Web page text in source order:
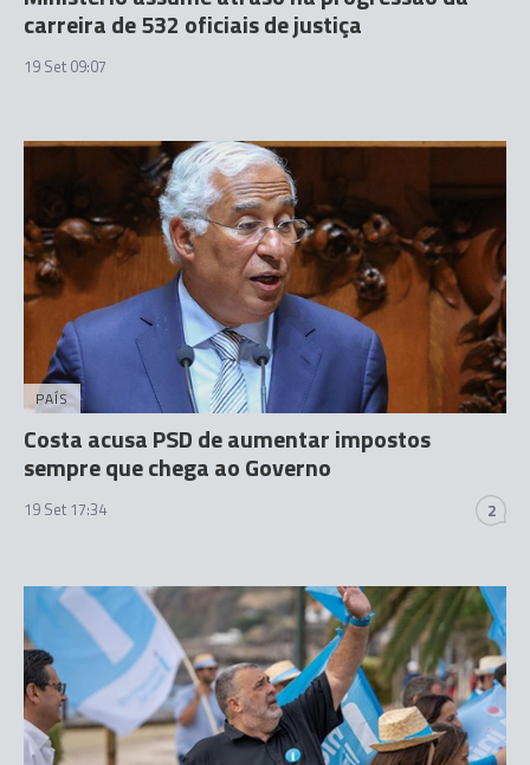
carreira de 532 oficiais de justiça
19 Set 09:07
PAÍS
Costa acusa PSD de aumentar impostos
sempre que chega ao Governo
19 Set 17:34 2